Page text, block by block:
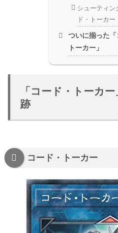
シューティン
ド・トーカー
ついに揃った「
トーカー」
「コード・トーカ
跡
コード・トーカー